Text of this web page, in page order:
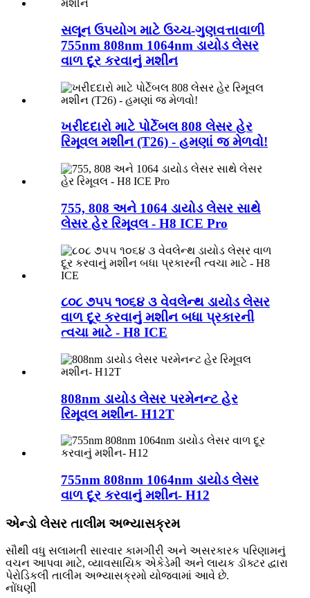
સલૂન ઉપયોગ માટે ઉચ્ચ-ગુણવત્તાવાળી
755nm 808nm 1064nm ડાયોડ લેસર
વાળ દૂર કરવાનું મશીન
ખરીદદારો માટે પોર્ટેબલ 808 લેસર હેર
રિમૂવલ મશીન (T26) - હમણાં જ મેળવો!
755, 808 અને 1064 ડાયોડ લેસર સાથે
લેસર હેર રિમૂવલ - H8 ICE Pro
૮૦૮ ૭૫૫ ૧૦૬૪ ૩ વેવલેન્થ ડાયોડ લેસર
વાળ દૂર કરવાનું મશીન બધા પ્રકારની
ત્વચા માટે - H8 ICE
808nm ડાયોડ લેસર પરમેનન્ટ હેર
રિમૂવલ મશીન- H12T
755nm 808nm 1064nm ડાયોડ લેસર
વાળ દૂર કરવાનું મશીન- H12
એન્ડો લેસર તાલીમ અભ્યાસક્રમ
સૌથી વધુ સલામતી સારવાર કામગીરી અને અસરકારક પરિણામનું
વચન આપવા માટે, વ્યાવસાયિક એકેડેમી અને લાયક ડૉક્ટર દ્વારા
પેરોડિકલી તાલીમ અભ્યાસક્રમો યોજવામાં આવે છે.
નોંધણી